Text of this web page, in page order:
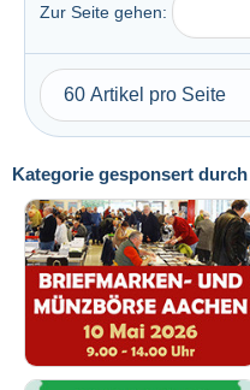
Kategorie gesponsert durch
Zur Seite gehen: